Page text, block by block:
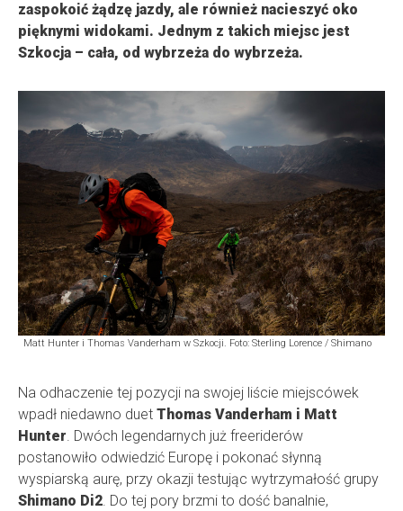
zaspokoić żądzę jazdy, ale również nacieszyć oko
pięknymi widokami. Jednym z takich miejsc jest
Szkocja – cała, od wybrzeża do wybrzeża.
Matt Hunter i Thomas Vanderham w Szkocji. Foto: Sterling Lorence / Shimano
Na odhaczenie tej pozycji na swojej liście miejscówek
wpadł niedawno duet Thomas Vanderham i Matt
Hunter. Dwóch legendarnych już freeriderów
postanowiło odwiedzić Europę i pokonać słynną
wyspiarską aurę, przy okazji testując wytrzymałość grupy
Shimano Di2. Do tej pory brzmi to dość banalnie,